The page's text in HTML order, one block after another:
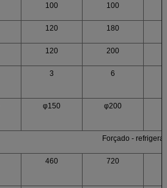
100 100
120 180
120 200
3 6
φ150 φ200
Forçado -
460 720